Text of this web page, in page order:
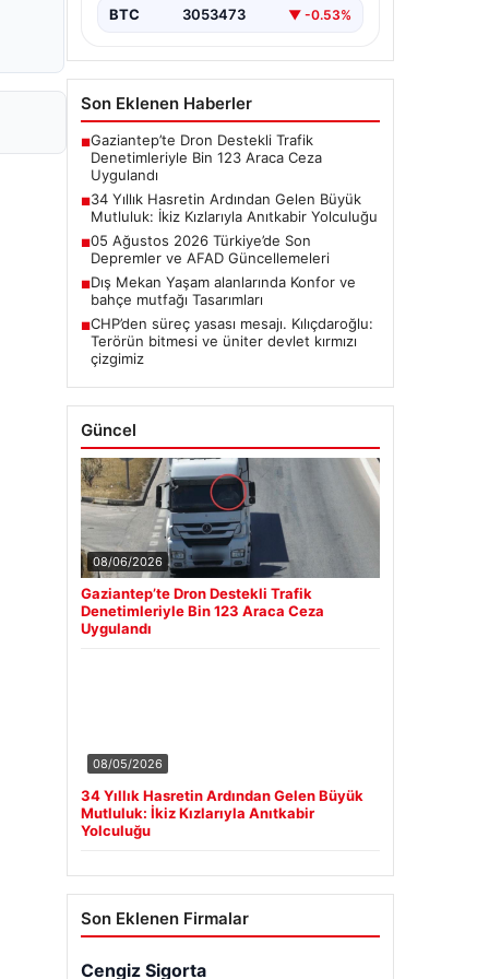
BTC 3053473 ▼ -0.53%
Son Eklenen Haberler
■Gaziantep’te Dron Destekli Trafik
Denetimleriyle Bin 123 Araca Ceza
Uygulandı
■34 Yıllık Hasretin Ardından Gelen Büyük
Mutluluk: İkiz Kızlarıyla Anıtkabir Yolculuğu
■05 Ağustos 2026 Türkiye’de Son
Depremler ve AFAD Güncellemeleri
■Dış Mekan Yaşam alanlarında Konfor ve
bahçe mutfağı Tasarımları
■CHP’den süreç yasası mesajı. Kılıçdaroğlu:
Terörün bitmesi ve üniter devlet kırmızı
çizgimiz
Güncel
08/06/2026
Gaziantep’te Dron Destekli Trafik
Denetimleriyle Bin 123 Araca Ceza
Uygulandı
08/05/2026
34 Yıllık Hasretin Ardından Gelen Büyük
Mutluluk: İkiz Kızlarıyla Anıtkabir
Yolculuğu
Son Eklenen Firmalar
Cengiz Sigorta